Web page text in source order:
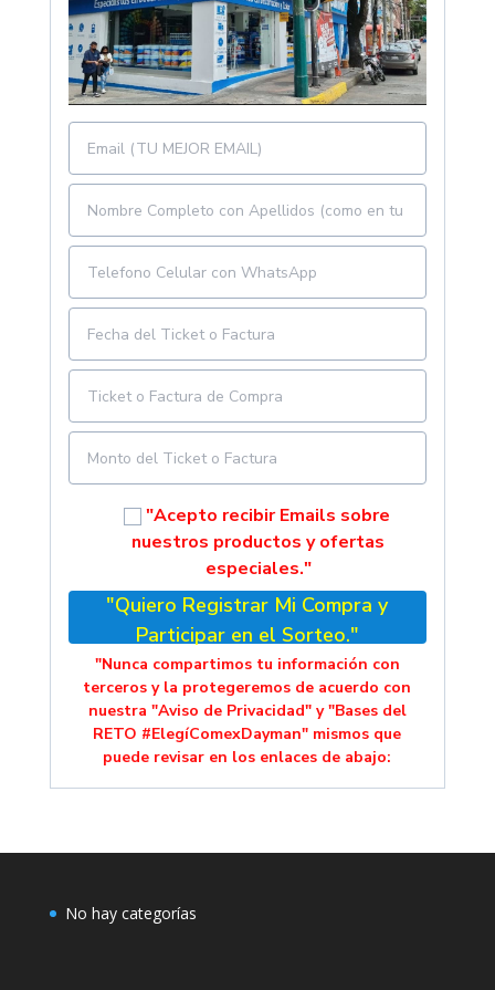
"Acepto recibir Emails sobre
nuestros productos y ofertas
especiales."
"Quiero Registrar Mi Compra y
Participar en el Sorteo."
"Nunca compartimos tu información con
terceros y la protegeremos de acuerdo con
nuestra "Aviso de Privacidad" y "Bases del
RETO #ElegíComexDayman" mismos que
puede revisar en los enlaces de abajo:
No hay categorías